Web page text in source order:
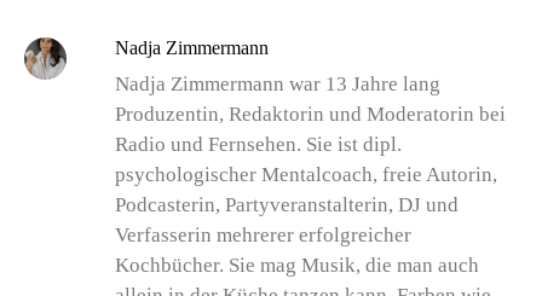
Nadja Zimmermann
Nadja Zimmermann war 13 Jahre lang
Produzentin, Redaktorin und Moderatorin bei
Radio und Fernsehen. Sie ist dipl.
psychologischer Mentalcoach, freie Autorin,
Podcasterin, Partyveranstalterin, DJ und
Verfasserin mehrerer erfolgreicher
Kochbücher. Sie mag Musik, die man auch